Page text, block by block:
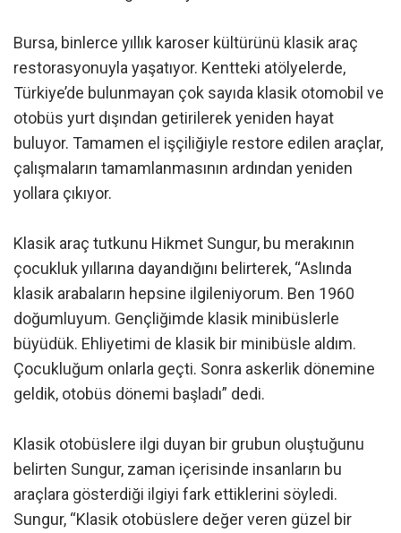
Bursa, binlerce yıllık karoser kültürünü klasik araç
restorasyonuyla yaşatıyor. Kentteki atölyelerde,
Türkiye’de bulunmayan çok sayıda klasik otomobil ve
otobüs yurt dışından getirilerek yeniden hayat
buluyor. Tamamen el işçiliğiyle restore edilen araçlar,
çalışmaların tamamlanmasının ardından yeniden
yollara çıkıyor.
Klasik araç tutkunu Hikmet Sungur, bu merakının
çocukluk yıllarına dayandığını belirterek, “Aslında
klasik arabaların hepsine ilgileniyorum. Ben 1960
doğumluyum. Gençliğimde klasik minibüslerle
büyüdük. Ehliyetimi de klasik bir minibüsle aldım.
Çocukluğum onlarla geçti. Sonra askerlik dönemine
geldik, otobüs dönemi başladı” dedi.
Klasik otobüslere ilgi duyan bir grubun oluştuğunu
belirten Sungur, zaman içerisinde insanların bu
araçlara gösterdiği ilgiyi fark ettiklerini söyledi.
Sungur, “Klasik otobüslere değer veren güzel bir